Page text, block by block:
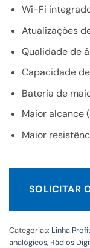
Wi-Fi
Atualizações
Qualidade de
Capacidade
Bateria de
Maior alcance
Maior
SOLICITAR
Categorias: Linha
analógicos, Rádios